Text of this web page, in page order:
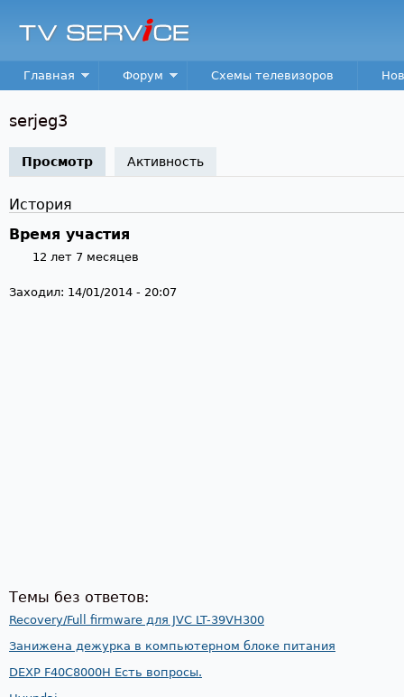
TV
Service
Main menu
Главная Форум Схемы телевизоров
serjeg3
Просмотр (активная вкладка)
Активность
История
Время участия
12 лет 7 месяцев
Заходил: 14/01/2014 - 20:07
Темы без ответов:
Recovery/Full firmware для JVC LT-39VH300
Занижена дежурка в компьютерном блоке питания
DEXP F40C8000H Есть вопросы.